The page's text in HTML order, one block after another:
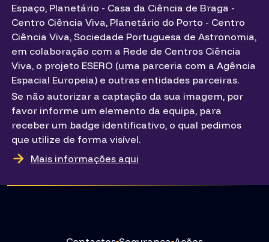
Espaço, Planetário - Casa da Ciência de Braga -
Centro Ciência Viva, Planetário do Porto - Centro
Ciência Viva, Sociedade Portuguesa de Astronomia,
em colaboração com a Rede de Centros Ciência
Viva, o projeto ESERO (uma parceria com a Agência
Espacial Europeia) e outras entidades parceiras.
Se não autorizar a captação da sua imagem, por
favor informe um elemento da equipa, para
receber um badge identificativo, o qual pedimos
que utilize de forma visível.
Mais informações aqui